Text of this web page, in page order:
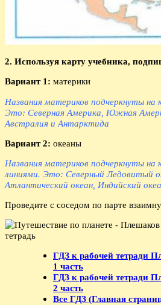
2. Используя карту учебника,
Вариант 1: материки
Названия материков подчеркнуты на
Это: Северная Америка, Южная
Австралия и Антарктида
Вариант 2: океаны
Названия материков подчеркнуты
линиями. Это: Северный Ледовитый
Атлантический океан, Индийский
Проведите с соседом по парте
ГДЗ к рабочей тетради
1 часть
ГДЗ к рабочей тетради
2 часть
Все ГДЗ (Главная